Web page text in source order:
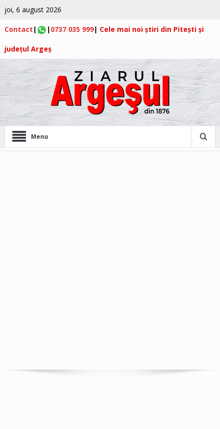
joi, 6 august 2026
Contact | | 0737 035 999| Cele mai noi știri din Pitești și
județul Argeș
Menu